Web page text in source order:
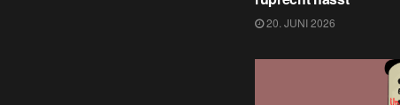
20. JUNI 2026